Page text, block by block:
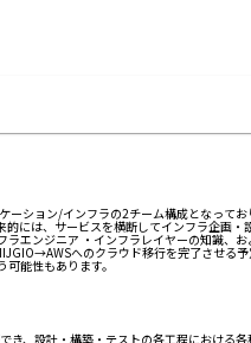
ション/インフラの2チーム構成となって
には、サービスを横断してインフラ企画
ンジニア ・インフラレイヤーの知識、
へのクラウド移行を完了させる
能性もあります。
、設計・構築・テストの各工程における